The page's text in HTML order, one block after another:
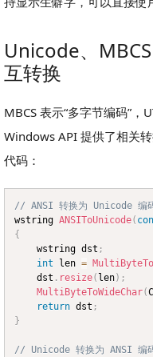
Unicode、
互转换
MBCS 表示“多字节编码”，
Windows API 提供了相关
代码：
// ANSI 转换为 Unicode 编
wstring ANSIToUnicode(
{
	wstring dst
;
int len =
	dst
. resize( len) ;
MultiByteToWideChar(
return dst ;
}
// Unicode 转换为 ANSI 编